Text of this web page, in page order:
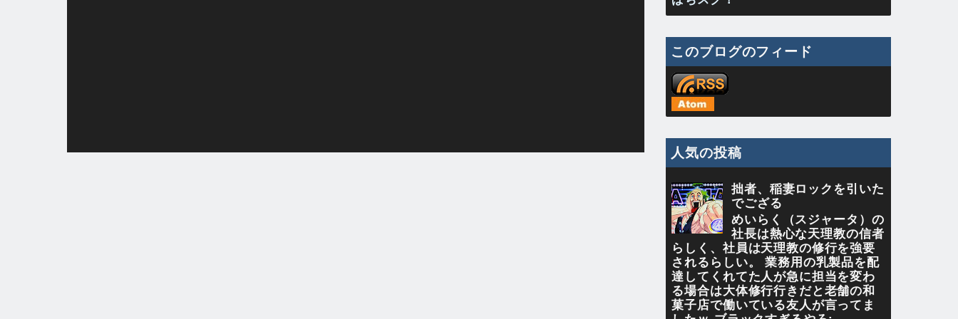
このブログのフィード
人気の投稿
拙者、稲妻ロックを引いた
でござる
めいらく（スジャータ）の
社長は熱心な天理教の信者
らしく、社員は天理教の修行を強要
されるらしい。 業務用の乳製品を配
達してくれてた人が急に担当を変わ
る場合は大体修行行きだと老舗の和
菓子店で働いている友人が言ってま